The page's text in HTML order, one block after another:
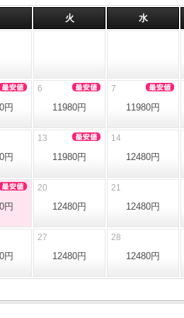
火 水
円
6
11980円
7
11980円
円
13
11980円
14
12480円
円
20
12480円
21
12480円
円
27
12480円
28
12480円